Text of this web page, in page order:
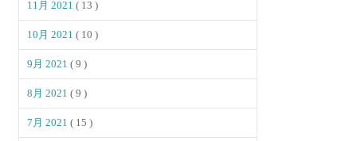
11月 2021( 13 )
10月 2021( 10 )
9月 2021( 9 )
8月 2021( 9 )
7月 2021( 15 )